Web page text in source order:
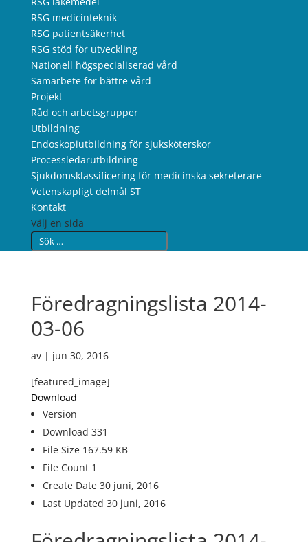
RSG medicinteknik
RSG patientsäkerhet
RSG stöd för utveckling
Nationell högspecialiserad vård
Samarbete för bättre vård
Projekt
Råd och arbetsgrupper
Utbildning
Endoskopiutbildning för sjuksköterskor
Processledarutbildning
Sjukdomsklassificering för medicinska sekreterare
Vetenskapligt delmål ST
Kontakt
Välj en sida
Föredragningslista 2014-
03-06
av | jun 30, 2016
[featured_image]
Download
Version
Download 331
File Size 167.59 KB
File Count 1
Create Date 30 juni, 2016
Last Updated 30 juni, 2016